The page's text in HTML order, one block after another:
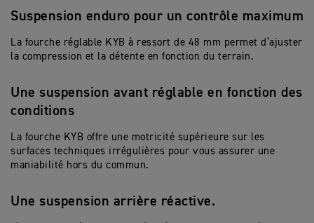
Suspension enduro pour un contrôle maximum
La fourche réglable KYB à ressort de 48 mm permet d’ajuster
la compression et la détente en fonction du terrain.
Une suspension avant réglable en fonction des
conditions
La fourche KYB offre une motricité supérieure sur les
surfaces techniques irrégulières pour vous assurer une
maniabilité hors du commun.
Une suspension arrière réactive.